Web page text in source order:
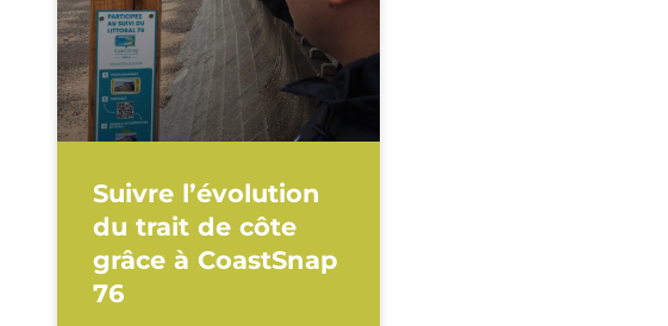
Suivre l’évolution
du trait de côte
grâce à CoastSnap
76